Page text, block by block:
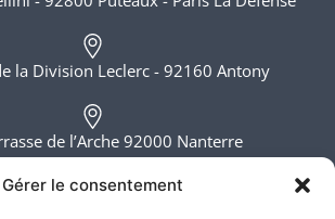
Gérer le consentement
la Division Leclerc - 92160 Antony
de l’Arche 92000 Nanterre